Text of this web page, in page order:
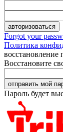
Forgot your
Политика
восстановление
Восстановите
Пароль будет